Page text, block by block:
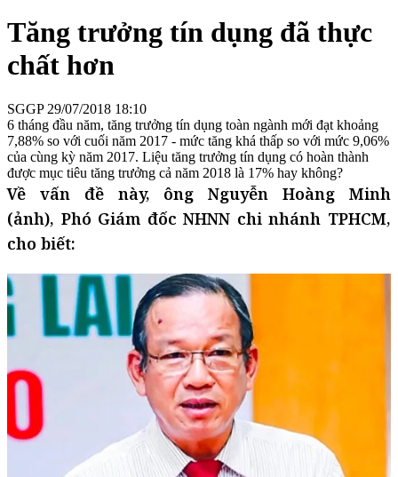
Tăng trưởng tín dụng đã thực
chất hơn
SGGP 29/07/2018 18:10
6 tháng đầu năm, tăng trưởng tín dụng toàn ngành mới đạt khoảng
7,88% so với cuối năm 2017 - mức tăng khá thấp so với mức 9,06%
của cùng kỳ năm 2017. Liệu tăng trưởng tín dụng có hoàn thành
được mục tiêu tăng trưởng cả năm 2018 là 17% hay không?
Về vấn đề này, ông Nguyễn Hoàng Minh
(ảnh), Phó Giám đốc NHNN chi nhánh TPHCM,
cho biết: